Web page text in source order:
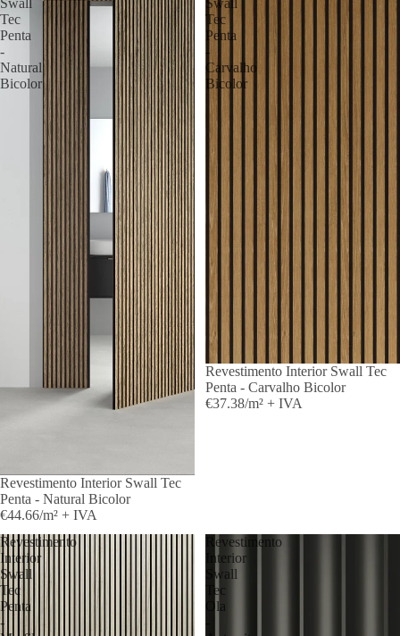
Tec
Penta
-
Natural
Bicolor
Revestimento Interior Swall Tec
Penta - Natural Bicolor
€44.66/m² + IVA
Tec
Penta
-
Carvalho
Bicolor
Revestimento Interior Swall Tec
Penta - Carvalho Bicolor
€37.38/m² + IVA
Revestimento
Interior
Swall
Tec
Penta
-
Revestimento
Interior
Swall
Tec
Ola